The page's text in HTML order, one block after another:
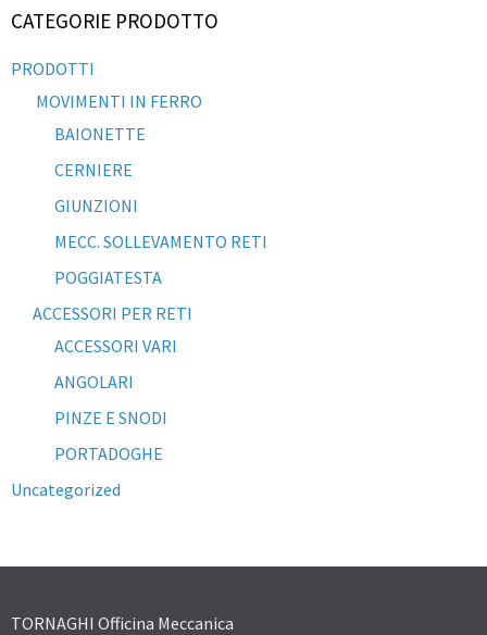
CATEGORIE PRODOTTO
PRODOTTI
MOVIMENTI IN FERRO
BAIONETTE
CERNIERE
GIUNZIONI
MECC. SOLLEVAMENTO RETI
POGGIATESTA
ACCESSORI PER RETI
ACCESSORI VARI
ANGOLARI
PINZE E SNODI
PORTADOGHE
Uncategorized
TORNAGHI Officina Meccanica